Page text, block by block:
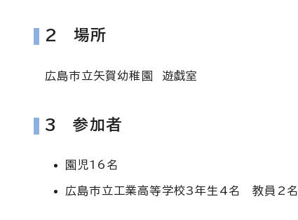
2 場所
広島市立矢賀幼稚園 遊戯室
3 参加者
園児16名
広島市立工業高等学校3年生4名 教員2名